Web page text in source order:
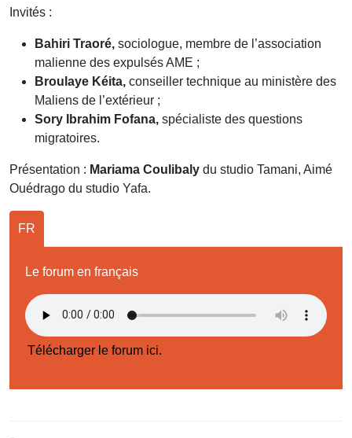
Invités :
Bahiri Traoré, sociologue, membre de l’association
malienne des expulsés AME ;
Broulaye Kéita, conseiller technique au ministère des
Maliens de l’extérieur ;
Sory Ibrahim Fofana, spécialiste des questions
migratoires.
Présentation : Mariama Coulibaly du studio Tamani, Aimé
Ouédrago du studio Yafa.
FR
Le forum en français
Télécharger le forum ici.